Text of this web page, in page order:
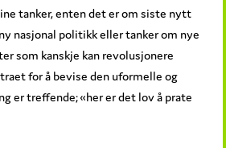
tanker, enten det er om siste nytt
nasjonal politikk eller tanker om nye
som kanskje kan revolusjonere
for å bevise den uformelle og
er treffende; «her er det lov å prate